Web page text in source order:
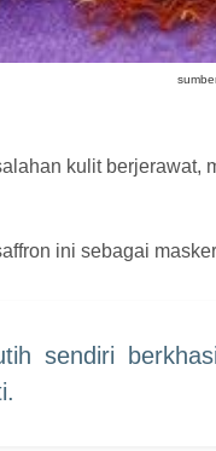
kulit berjerawat,
ini sebagai
sendiri